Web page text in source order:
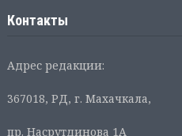
Контакты
Адрес редакции:
367018, РД, г. Махачкала,
пр. Насрутдинова 1А